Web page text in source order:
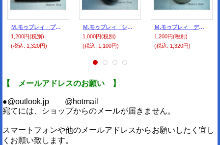
Ｍ.モゥブレィ プロブラシ（艶出し仕上げ用）
1,200円(税別)
(税込: 1,320円)
Ｍ.モゥブレィ シュークリームジャー ニュートラル（無色）
1,000円(税別)
(税込: 1,100円)
Ｍ.モゥブレィ デリケートクリーム
1,200円(税別)
(税込: 1,320円)
【 メールアドレスのお願い 】
●@outlook.jp @hotmail
宛てには、ショップからのメールが届きません。
スマートフォンや他のメールアドレスからお願いしたく宜し
くお願い致します。